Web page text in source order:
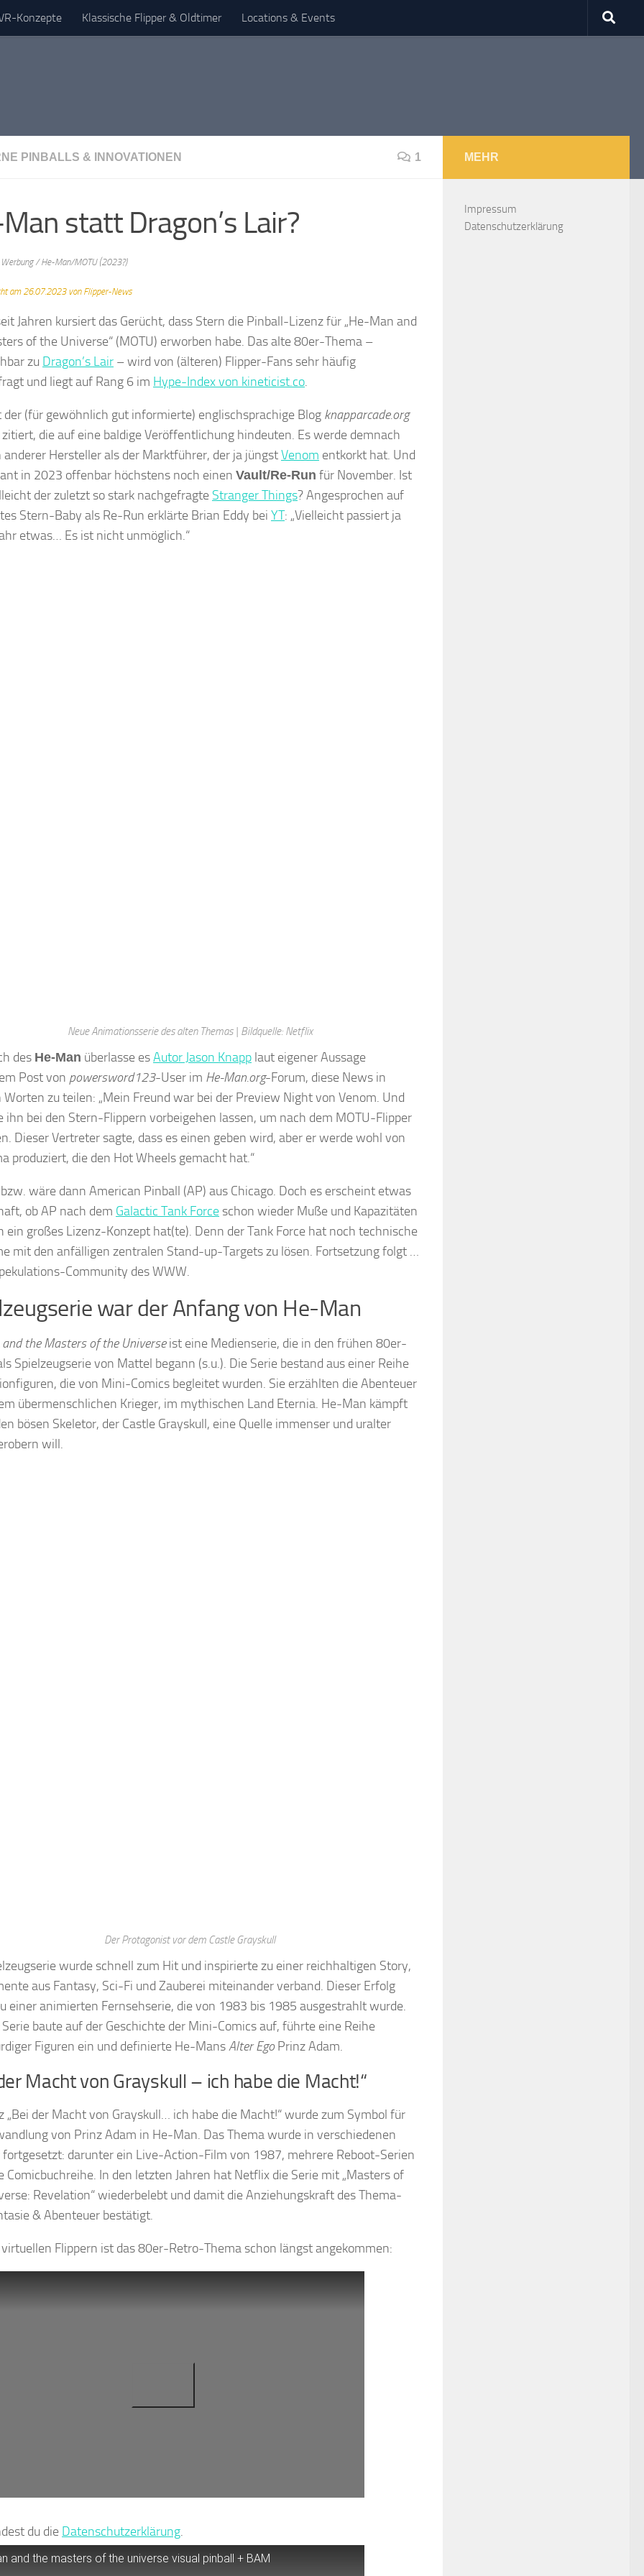
Konzepte Klassische Flipper & Oldtimer Locations & Events
PINBALLS & INNOVATIONEN 1
statt Dragon’s Lair?
/ He-Man/MOTU (2023?)
am 26.07.2023 von Flipper-News
Jahren kursiert das Gerücht, dass Stern die Pinball-Lizenz für „He-Man and
of the Universe“ (MOTU) erworben habe. Das alte 80er-Thema –
zu Dragon’s Lair – wird von (älteren) Flipper-Fans sehr häufig
und liegt auf Rang 6 im Hype-Index von kineticist.co.
der (für gewöhnlich gut informierte) englischsprachige Blog knapparcade.org
zitiert, die auf eine baldige Veröffentlichung hindeuten. Es werde demnach
anderer Hersteller als der Marktführer, der ja jüngstVenom entkorkt hat. Und
in 2023 offenbar höchstens noch einen Vault/Re-Run für November. Ist
der zuletzt so stark nachgefragte Stranger Things? Angesprochen auf
Stern-Baby als Re-Run erklärte Brian Eddy bei YT: „Vielleicht passiert ja
etwas… Es ist nicht unmöglich.“
Neue Animationsserie des alten Themas | Bildquelle: Netflix
des He-Man überlasse esAutor Jason Knapp laut eigener Aussage
Post von powersword123-User im He-Man.org-Forum, diese News in
Worten zu teilen: „Mein Freund war bei der Preview Night von Venom. Und
ihn bei den Stern-Flippern vorbeigehen lassen, um nach dem MOTU-Flipper
Dieser Vertreter sagte, dass es einen geben wird, aber er werde wohl von
produziert, die den Hot Wheels gemacht hat.“
wäre dann American Pinball (AP) aus Chicago. Doch es erscheint etwas
ob AP nach dem Galactic Tank Force schon wieder Muße und Kapazitäten
ein großes Lizenz-Konzept hat(te). Denn der Tank Force hat noch technische
mit den anfälligen zentralen Stand-up-Targets zu lösen. Fortsetzung folgt …
Community des WWW.
war der Anfang von He-Man
the Masters of the Universeist eine Medienserie, die in den frühen 80er-
Spielzeugserie von Mattel begann (s.u.). Die Serie bestand aus einer Reihe
die von Mini-Comics begleitet wurden. Sie erzählten die Abenteuer
übermenschlichen Krieger, im mythischen Land Eternia. He-Man kämpft
bösen Skeletor, der Castle Grayskull, eine Quelle immenser und uralter
will.
Der Protagonist vor dem Castle Grayskull
wurde schnell zum Hit und inspirierte zu einer reichhaltigen Story,
aus Fantasy, Sci-Fi und Zauberei miteinander verband. Dieser Erfolg
einer animierten Fernsehserie, die von 1983 bis 1985 ausgestrahlt wurde.
baute auf der Geschichte der Mini-Comics auf, führte eine Reihe
Figuren ein und definierte He-MansAlter EgoPrinz Adam.
Macht von Grayskull – ich habe die Macht!“
„Bei der Macht von Grayskull… ich habe die Macht!“ wurde zum Symbol für
von Prinz Adam in He-Man. Das Thema wurde in verschiedenen
fortgesetzt: darunter ein Live-Action-Film von 1987, mehrere Reboot-Serien
Comicbuchreihe. In den letzten Jahren hat Netflix die Serie mit „Masters of
Revelation“ wiederbelebt und damit die Anziehungskraft des Thema-
& Abenteuer bestätigt.
Flippern ist das 80er-Retro-Thema schon längst angekommen:
du die Datenschutzerklärung.
and the masters of the universe visual pinball + BAM
MEHR
Impressum
Datenschutzerklärung